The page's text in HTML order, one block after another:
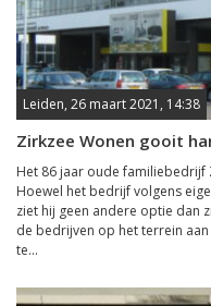
Leiden, 26 maart 2021, 14:38
Zirkzee Wonen gooit
Het 86 jaar oude familiebedrijf
Hoewel het bedrijf volgens
ziet hij geen andere optie dan
de bedrijven op het terrein
te...